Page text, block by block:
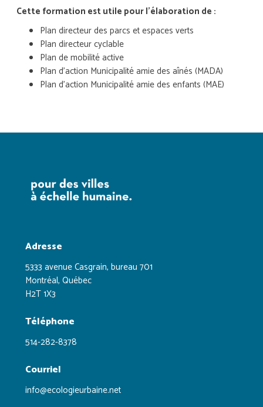
Cette formation est utile pour l'élaboration de :
Plan directeur des parcs et espaces verts
Plan directeur cyclable
Plan de mobilité active
Plan d’action Municipalité amie des aînés (MADA)
Plan d’action Municipalité amie des enfants (MAE)
Adresse
5333 avenue Casgrain, bureau 701
Montréal, Québec
H2T 1X3
Téléphone
514-282-8378
Courriel
info@ecologieurbaine.net